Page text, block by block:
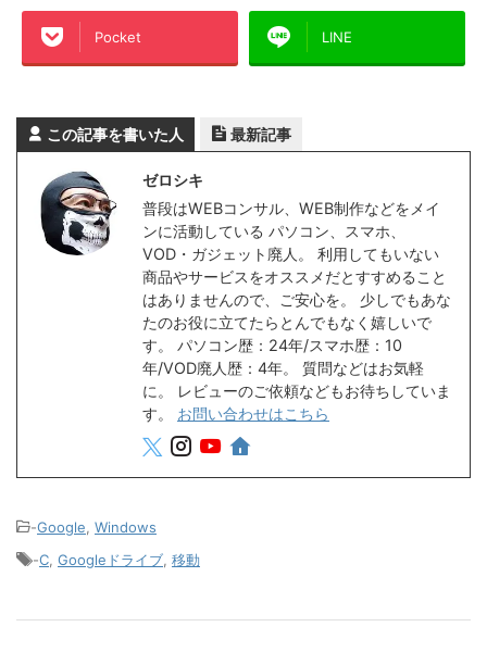
Pocket LINE
この記事を書いた人 最新記事
ゼロシキ
普段はWEBコンサル、WEB制作などをメイ
ンに活動している パソコン、スマホ、
VOD・ガジェット廃人。 利用してもいない
商品やサービスをオススメだとすすめること
はありませんので、ご安心を。 少しでもあな
たのお役に立てたらとんでもなく嬉しいで
す。 パソコン歴：24年/スマホ歴：10
年/VOD廃人歴：4年。 質問などはお気軽
に。 レビューのご依頼などもお待ちしていま
す。 お問い合わせはこちら
-Google Windows
-C Googleドライブ 移動